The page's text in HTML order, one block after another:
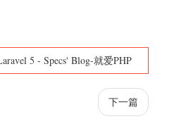
5 - Specs' Blog-就爱PHP
下一篇